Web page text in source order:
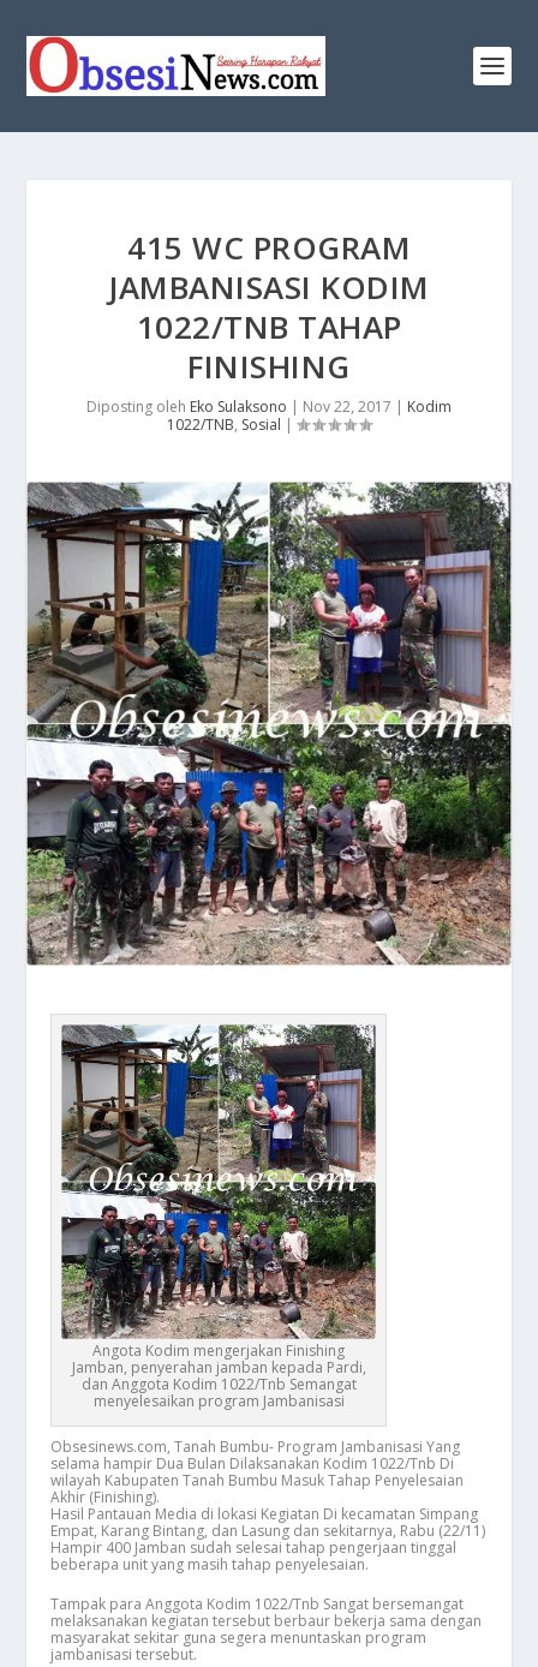
415 WC PROGRAM
JAMBANISASI KODIM
1022/TNB TAHAP
FINISHING
Diposting oleh Eko Sulaksono | Nov 22, 2017 | Kodim
1022/TNB, Sosial |
Angota Kodim mengerjakan Finishing
Jamban, penyerahan jamban kepada Pardi,
dan Anggota Kodim 1022/Tnb Semangat
menyelesaikan program Jambanisasi
Obsesinews.com, Tanah Bumbu- Program Jambanisasi Yang
selama hampir Dua Bulan Dilaksanakan Kodim 1022/Tnb Di
wilayah Kabupaten Tanah Bumbu Masuk Tahap Penyelesaian
Akhir (Finishing).
Hasil Pantauan Media di lokasi Kegiatan Di kecamatan Simpang
Empat, Karang Bintang, dan Lasung dan sekitarnya, Rabu (22/11)
Hampir 400 Jamban sudah selesai tahap pengerjaan tinggal
beberapa unit yang masih tahap penyelesaian.
Tampak para Anggota Kodim 1022/Tnb Sangat bersemangat
melaksanakan kegiatan tersebut berbaur bekerja sama dengan
masyarakat sekitar guna segera menuntaskan program
jambanisasi tersebut.